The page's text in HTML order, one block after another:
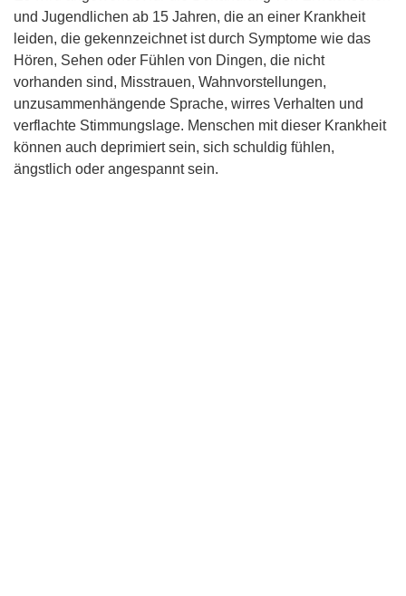
und Jugendlichen ab 15 Jahren, die an einer Krankheit
leiden, die gekennzeichnet ist durch Symptome wie das
Hören, Sehen oder Fühlen von Dingen, die nicht
vorhanden sind, Misstrauen, Wahnvorstellungen,
unzusammenhängende Sprache, wirres Verhalten und
verflachte Stimmungslage. Menschen mit dieser Krankheit
können auch deprimiert sein, sich schuldig fühlen,
ängstlich oder angespannt sein.